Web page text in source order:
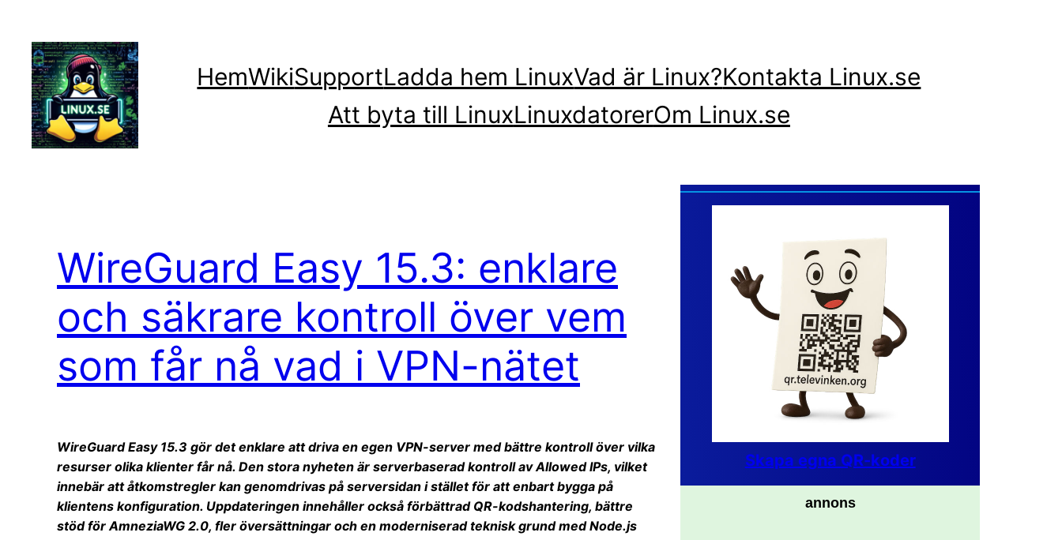
innehåll
HemWikiSupportLadda hem LinuxVad är Linux?Kontakta Linux.se
Att byta till LinuxLinuxdatorerOm Linux.se
WireGuard Easy 15.3: enklare
och säkrare kontroll över vem
som får nå vad i VPN-nätet
WireGuard Easy 15.3 gör det enklare att driva en egen VPN-server med bättre kontroll över vilka
resurser olika klienter får nå. Den stora nyheten är serverbaserad kontroll av Allowed IPs, vilket
innebär att åtkomstregler kan genomdrivas på serversidan i stället för att enbart bygga på
klientens konfiguration. Uppdateringen innehåller också förbättrad QR-kodshantering, bättre
stöd för AmneziaWG 2.0, fler översättningar och en moderniserad teknisk grund med Node.js
Skapa egna QR-koder
annons